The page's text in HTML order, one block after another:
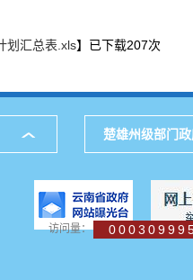
划汇总表.xls】已下载207次
楚雄州级部门
访问量：